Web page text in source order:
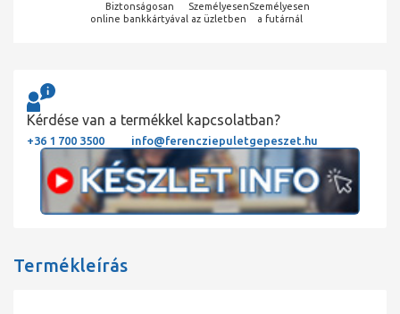
Biztonságosan
online bankkártyával
Személyesen
az üzletben
Személyesen
a futárnál
Kérdése van a termékkel kapcsolatban?
+36 1 700 3500 info@ferencziepuletgepeszet.hu
Termékleírás